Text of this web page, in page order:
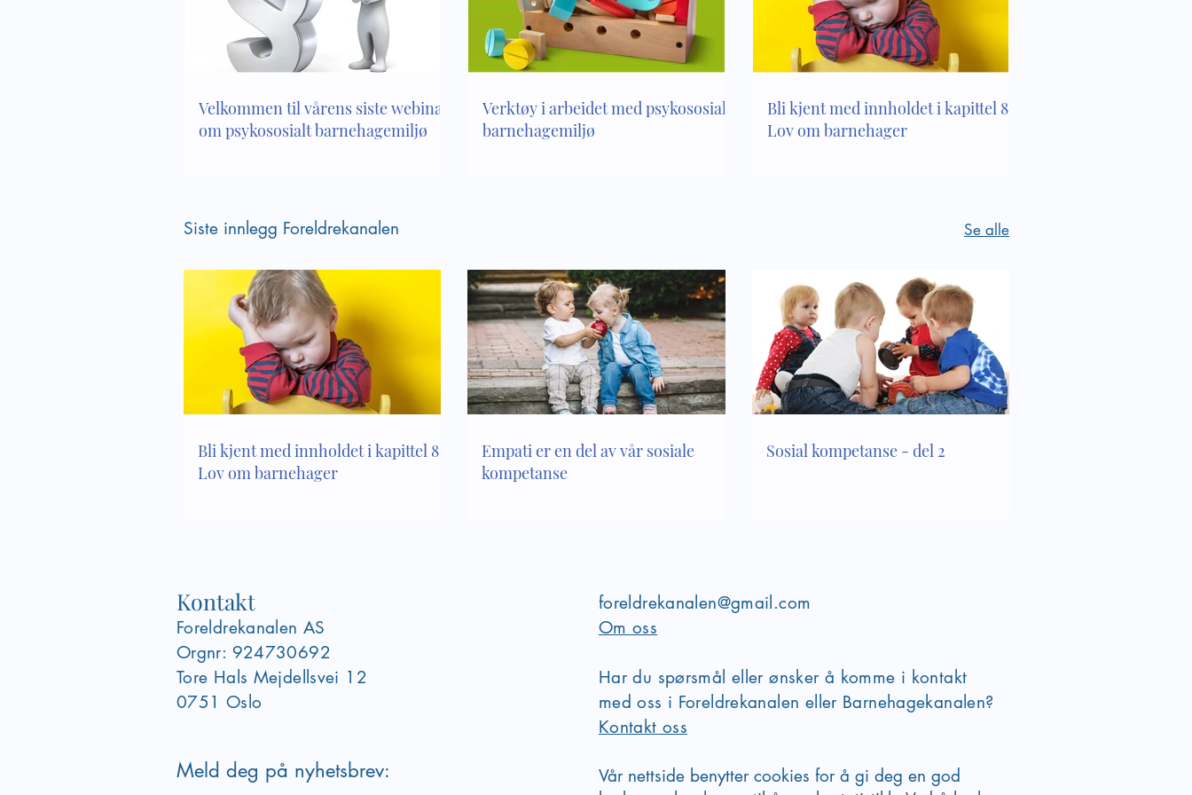
Lek og inkludering - hvilke
Empati er en del av vår sosiale
kompetanse
Lenke til kveldens webinar
om motstand og medvirkning
Velkommen til vårens siste webinar
om psykososialt barnehagemiljø
Verktøy i arbeidet med psykososialt
barnehagemiljø
Bli kjent med innholdet i kapittel 8 i
Lov om barnehager
Siste innlegg Foreldrekanalen Se alle
Bli kjent med innholdet i kapittel 8 i
Lov om barnehager
Empati er en del av vår sosiale
kompetanse
Sosial kompetanse - del 2
Kontakt
Foreldrekanalen AS
Orgnr: 924730692
Tore Hals Mejdellsvei 12
0751 Oslo
Meld deg på nyhetsbrev:
foreldrekanalen@gmail.com
Om oss
Har du spørsmål eller ønsker å komme i kontakt
med oss i Foreldrekanalen eller Barnehagekanalen?
Kontakt oss
Vår nettside benytter cookies for å gi deg en god